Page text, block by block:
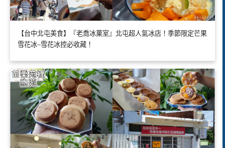
【台中北屯美食】『老喬冰菓室』北屯超人氣冰店！季節限定芒果
雪花冰~雪花冰控必收藏！